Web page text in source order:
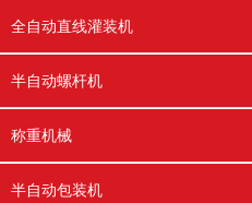
全自动直线灌装机
半自动螺杆机
称重机械
半自动包装机